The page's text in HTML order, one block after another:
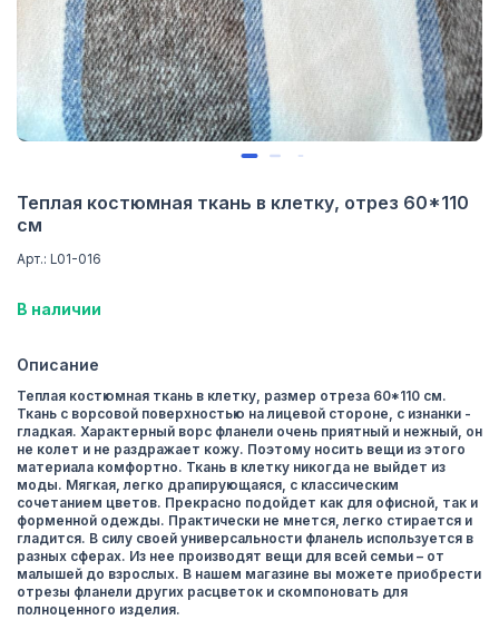
Теплая костюмная ткань в клетку, отрез 60*110
см
Арт.: L01-016
В наличии
Описание
Теплая костюмная ткань в клетку, размер отреза 60*110 см.
Ткань с ворсовой поверхностью на лицевой стороне, с изнанки -
гладкая. Характерный ворс фланели очень приятный и нежный, он
не колет и не раздражает кожу. Поэтому носить вещи из этого
материала комфортно. Ткань в клетку никогда не выйдет из
моды. Мягкая, легко драпирующаяся, с классическим
сочетанием цветов. Прекрасно подойдет как для офисной, так и
форменной одежды. Практически не мнется, легко стирается и
гладится. В силу своей универсальности фланель используется в
разных сферах. Из нее производят вещи для всей семьи – от
малышей до взрослых. В нашем магазине вы можете приобрести
отрезы фланели других расцветок и скомпоновать для
полноценного изделия.